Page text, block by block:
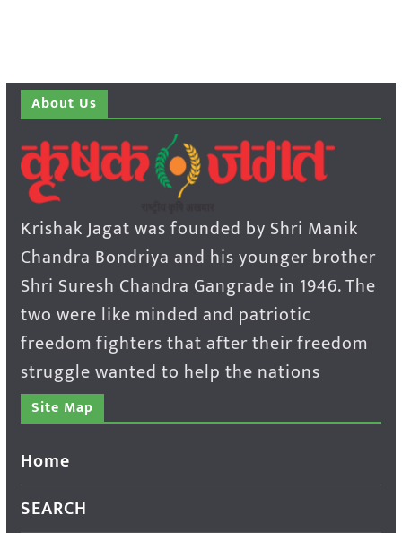
About Us
Krishak Jagat was founded by Shri Manik
Chandra Bondriya and his younger brother
Shri Suresh Chandra Gangrade in 1946. The
two were like minded and patriotic
freedom fighters that after their freedom
struggle wanted to help the nations
Site Map
Home
SEARCH